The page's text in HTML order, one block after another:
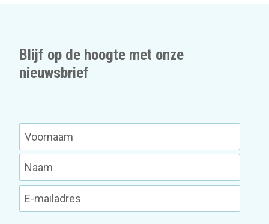
Blijf op de hoogte met onze
nieuwsbrief